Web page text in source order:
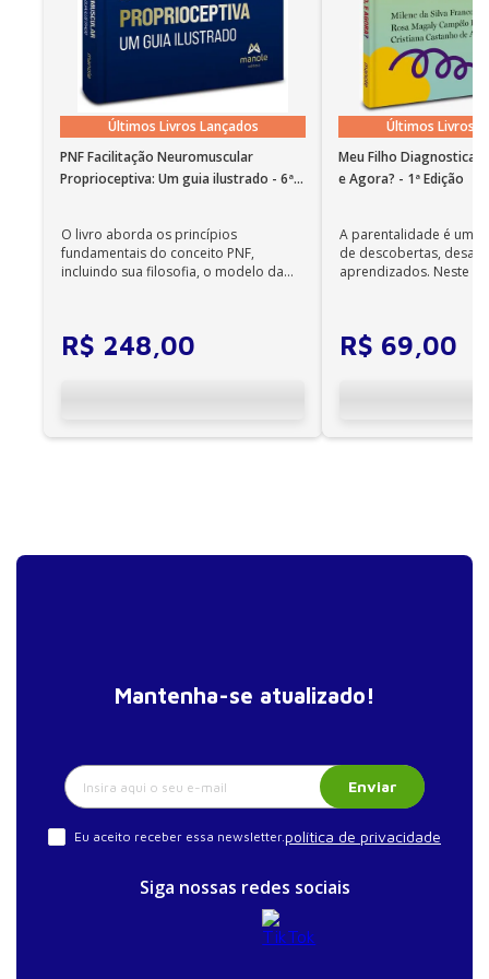
ampliação de caracteres, o aplicativo oferece a leitura
com voz sintetizada; • O recurso de leitura em
português funciona em instalações em nosso idioma
no Windows 7 SP1 ou superior e OS X 10.10 (Yosemite).
Observações importantes
• Em sistemas Linux e Windows Phone, seus e-books
podem ser acessados on-line; •
Não é permitida a impressão dos e-books;
Os e-books adquiridos no site da Editora Manole
não são compatíveis com os aplicativos e
dispositivos Kindle, Nook, Kobo e Lev;
Últimos Livros Lançados
PNF Facilitação Neuromuscular
Proprioceptiva: Um guia ilustrado - 6ª
O livro aborda os princípios
fundamentais do conceito PNF,
incluindo sua filosofia, o modelo da
R$ 248,00
Últimos Livros
Meu Filho
e Agora? - 1ª Edição
A parentalidade é uma
de descobertas,
aprendizados. Neste
R$ 69,00
Mantenha-se atualizado!
Enviar
Eu aceito receber essa newsletter.política de privacidade
Siga nossas redes sociais